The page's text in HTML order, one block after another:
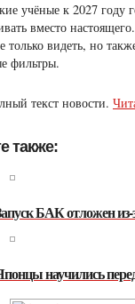
учёные к 2027 году
вместо
только видеть, но
фильтры.
текст новости.
также:
БАК отложен
научились